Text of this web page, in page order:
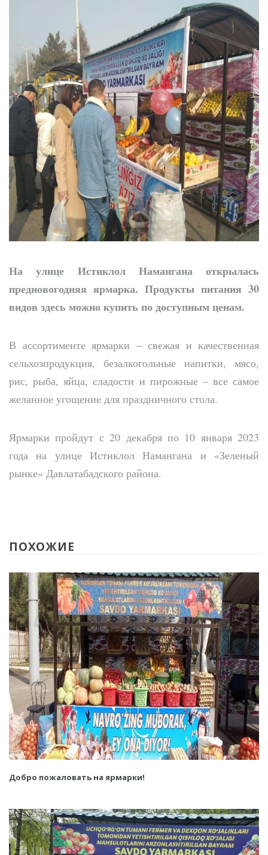
На улице Истиклол Намангана открылась
предновогодняя ярмарка. Продукты питания 30
видов здесь можно купить по доступным ценам.
В ассортименте ярмарки – свежая и качественная
сельхозпродукция, безалкогольные напитки, мясо,
рис, рыба, яйца, сладости и пирожные – все самое
желанное угощение для праздничного стола.
Ярмарки пройдут с 20 декабря по 10 января 2023
года на улице Истиклол Намангана и «Зеленый
рынке» Давлатабадского района.
ПОХОЖИЕ
Добро пожаловать на ярмарки!